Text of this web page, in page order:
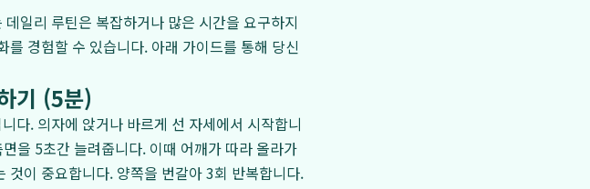
일리 루틴은 복잡하거나 많은 시간을 요구하지
경험할 수 있습니다. 아래 가이드를 통해 당신
기 (5분)
다. 의자에 앉거나 바르게 선 자세에서 시작합니
을 5초간 늘려줍니다. 이때 어깨가 따라 올라가
것이 중요합니다. 양쪽을 번갈아 3회 반복합니다.